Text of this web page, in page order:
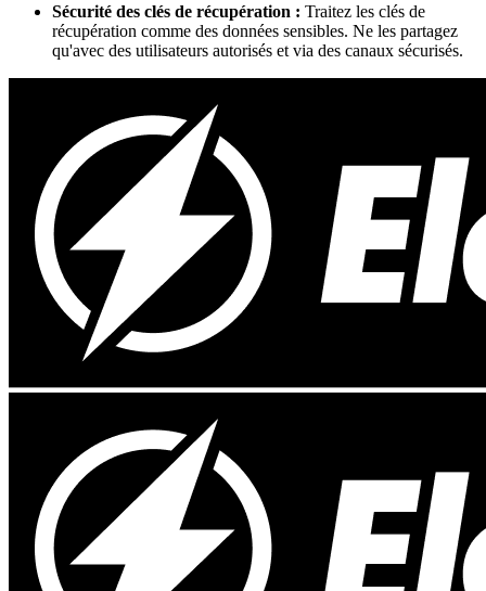
Sécurité des clés de récupération : Traitez les clés de
récupération comme des données sensibles. Ne les partagez
qu'avec des utilisateurs autorisés et via des canaux sécurisés.